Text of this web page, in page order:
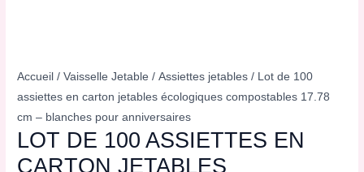
Accueil /Vaisselle Jetable /Assiettes jetables / Lot de 100
assiettes en carton jetables écologiques compostables 17.78
cm – blanches pour anniversaires
LOT DE 100 ASSIETTES EN
CARTON JETABLES